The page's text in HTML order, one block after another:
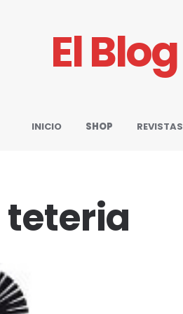
El
INICIO SHOP REVISTAS
teteria